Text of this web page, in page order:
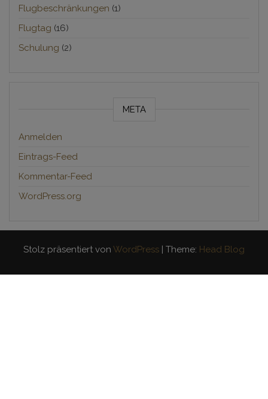
Flugbeschränkungen (1)
Flugtag (16)
Schulung (2)
META
Anmelden
Eintrags-Feed
Kommentar-Feed
WordPress.org
Stolz präsentiert von WordPress | Theme: Head Blog